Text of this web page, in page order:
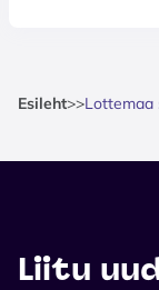
Esileht>>Lottemaa
Liitu